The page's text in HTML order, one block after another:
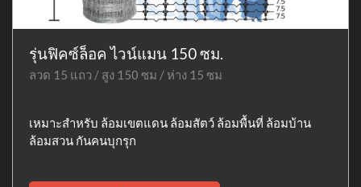
รุ่นฟิคซ์ล็อค ไวน์แมน 150 ซม.
ลวด 15 แถว / สูง 150 ซม / ห่าง 15 ซม
เหมาะสำหรับ ล้อมเขตแดน ล้อมสัตว์ ล้อมพื้นที่ ล้อมบ้าน
ล้อมสวน กันคนบุกรุก